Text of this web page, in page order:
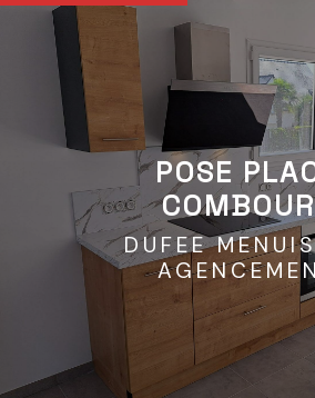
POSE
DUFEE
Panneau de gestion des cookies